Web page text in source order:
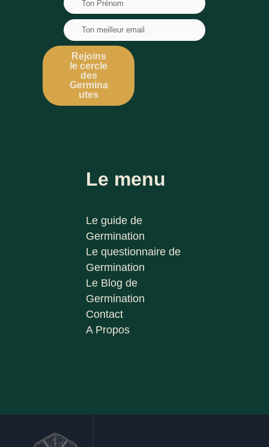
Rejoins
le cercle
des
Germina
utes
Le menu
Le guide de
Germination
Le questionnaire de
Germination
Le Blog de
Germination
Contact
A Propos